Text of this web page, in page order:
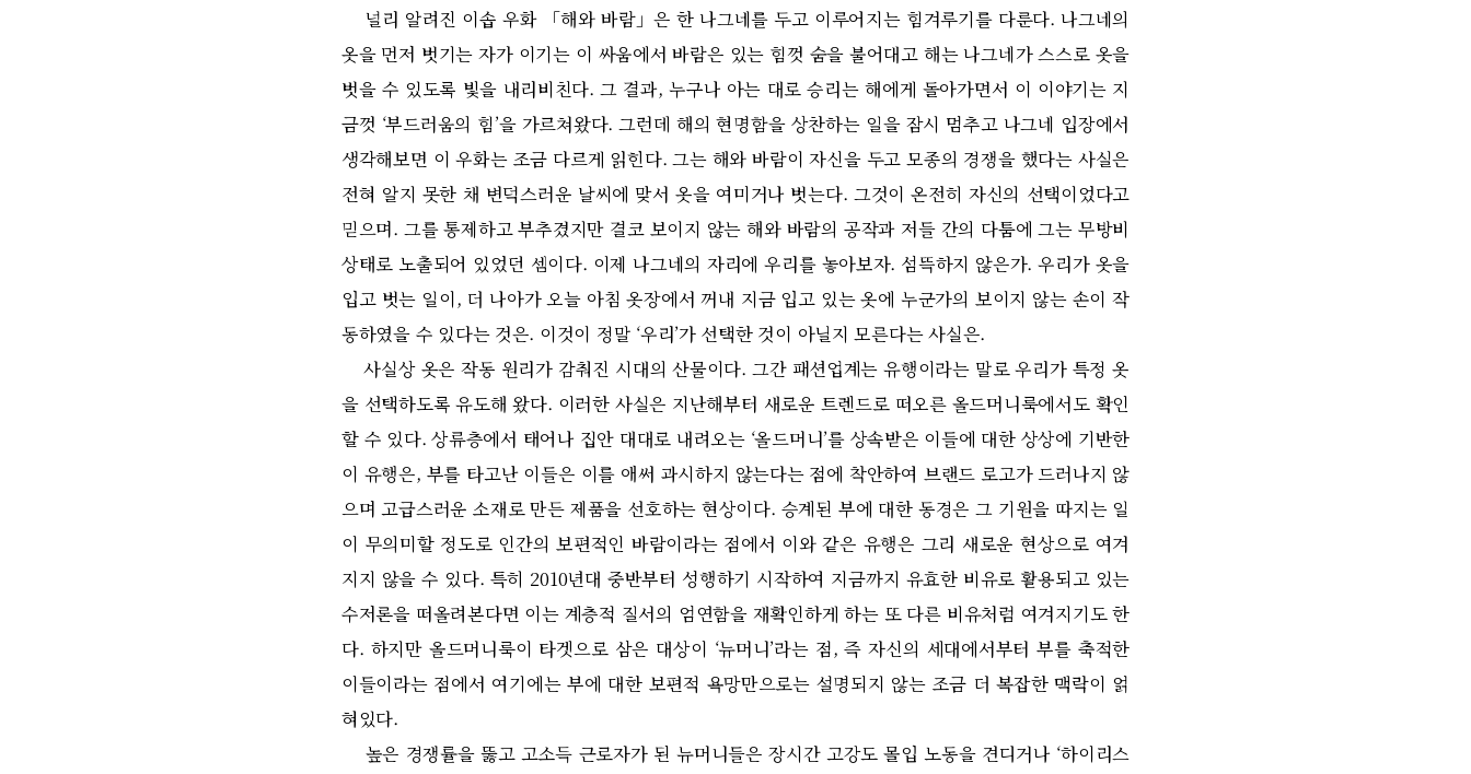
널리 알려진 이솝 우화 「해와 바람」은 한 나그네를 두고 이루어지는 힘겨루기를 다룬다. 나그네의
옷을 먼저 벗기는 자가 이기는 이 싸움에서 바람은 있는 힘껏 숨을 불어대고 해는 나그네가 스스로 옷을
벗을 수 있도록 빛을 내리비친다. 그 결과, 누구나 아는 대로 승리는 해에게 돌아가면서 이 이야기는 지
금껏 ‘부드러움의 힘’을 가르쳐왔다. 그런데 해의 현명함을 상찬하는 일을 잠시 멈추고 나그네 입장에서
생각해보면 이 우화는 조금 다르게 읽힌다. 그는 해와 바람이 자신을 두고 모종의 경쟁을 했다는 사실은
전혀 알지 못한 채 변덕스러운 날씨에 맞서 옷을 여미거나 벗는다. 그것이 온전히 자신의 선택이었다고
믿으며. 그를 통제하고 부추겼지만 결코 보이지 않는 해와 바람의 공작과 저들 간의 다툼에 그는 무방비
상태로 노출되어 있었던 셈이다. 이제 나그네의 자리에 우리를 놓아보자. 섬뜩하지 않은가. 우리가 옷을
입고 벗는 일이, 더 나아가 오늘 아침 옷장에서 꺼내 지금 입고 있는 옷에 누군가의 보이지 않는 손이 작
동하였을 수 있다는 것은. 이것이 정말 ‘우리’가 선택한 것이 아닐지 모른다는 사실은.
사실상 옷은 작동 원리가 감춰진 시대의 산물이다. 그간 패션업계는 유행이라는 말로 우리가 특정 옷
을 선택하도록 유도해 왔다. 이러한 사실은 지난해부터 새로운 트렌드로 떠오른 올드머니룩에서도 확인
할 수 있다. 상류층에서 태어나 집안 대대로 내려오는 ‘올드머니’를 상속받은 이들에 대한 상상에 기반한
이 유행은, 부를 타고난 이들은 이를 애써 과시하지 않는다는 점에 착안하여 브랜드 로고가 드러나지 않
으며 고급스러운 소재로 만든 제품을 선호하는 현상이다. 승계된 부에 대한 동경은 그 기원을 따지는 일
이 무의미할 정도로 인간의 보편적인 바람이라는 점에서 이와 같은 유행은 그리 새로운 현상으로 여겨
지지 않을 수 있다. 특히 2010년대 중반부터 성행하기 시작하여 지금까지 유효한 비유로 활용되고 있는
수저론을 떠올려본다면 이는 계층적 질서의 엄연함을 재확인하게 하는 또 다른 비유처럼 여겨지기도 한
다. 하지만 올드머니룩이 타겟으로 삼은 대상이 ‘뉴머니’라는 점, 즉 자신의 세대에서부터 부를 축적한
이들이라는 점에서 여기에는 부에 대한 보편적 욕망만으로는 설명되지 않는 조금 더 복잡한 맥락이 얽
혀있다.
높은 경쟁률을 뚫고 고소득 근로자가 된 뉴머니들은 장시간 고강도 몰입 노동을 견디거나 ‘하이리스